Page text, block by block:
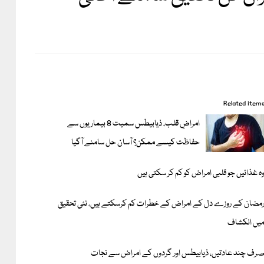
Related items
امراضِ قلب، ذیابیطس سمیت 8 بیماریوں سے
حفاظت کیسے ممکن؟ آسان حل سامنے آگیا
وہ غذائیں جو قلبی امراض کو کم کر سکتی ہیں
رمضان کے روزے دل کے امراض کے خطرات کم کرسکتے ہیں، نئی تحقیق
میں انکشاف
صرف چند عادتیں، ذیابیطس اور گردوں کے امراض سے نجات